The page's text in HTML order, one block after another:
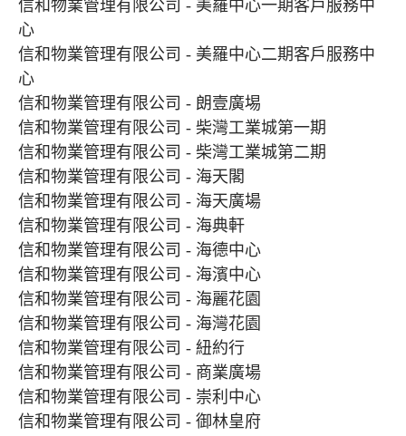
信和物業管理有限公司 - 美羅中心一期客戶服務中
心
信和物業管理有限公司 - 美羅中心二期客戶服務中
心
信和物業管理有限公司 - 朗壹廣埸
信和物業管理有限公司 - 柴灣工業城第一期
信和物業管理有限公司 - 柴灣工業城第二期
信和物業管理有限公司 - 海天閣
信和物業管理有限公司 - 海天廣場
信和物業管理有限公司 - 海典軒
信和物業管理有限公司 - 海德中心
信和物業管理有限公司 - 海濱中心
信和物業管理有限公司 - 海麗花園
信和物業管理有限公司 - 海灣花園
信和物業管理有限公司 - 紐約行
信和物業管理有限公司 - 商業廣場
信和物業管理有限公司 - 崇利中心
信和物業管理有限公司 - 御林皇府